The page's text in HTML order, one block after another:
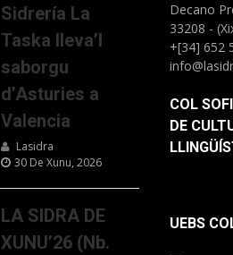
Sidrería La
Taska lleva’l
saborgu
d’Asturies a
Valencia
Lasidra
30 De Xunu, 2026
LA SIDRA DE
XUNU’26 (Nb.
Decano
33208 -
+[34] 652
COL
DE
UEBS